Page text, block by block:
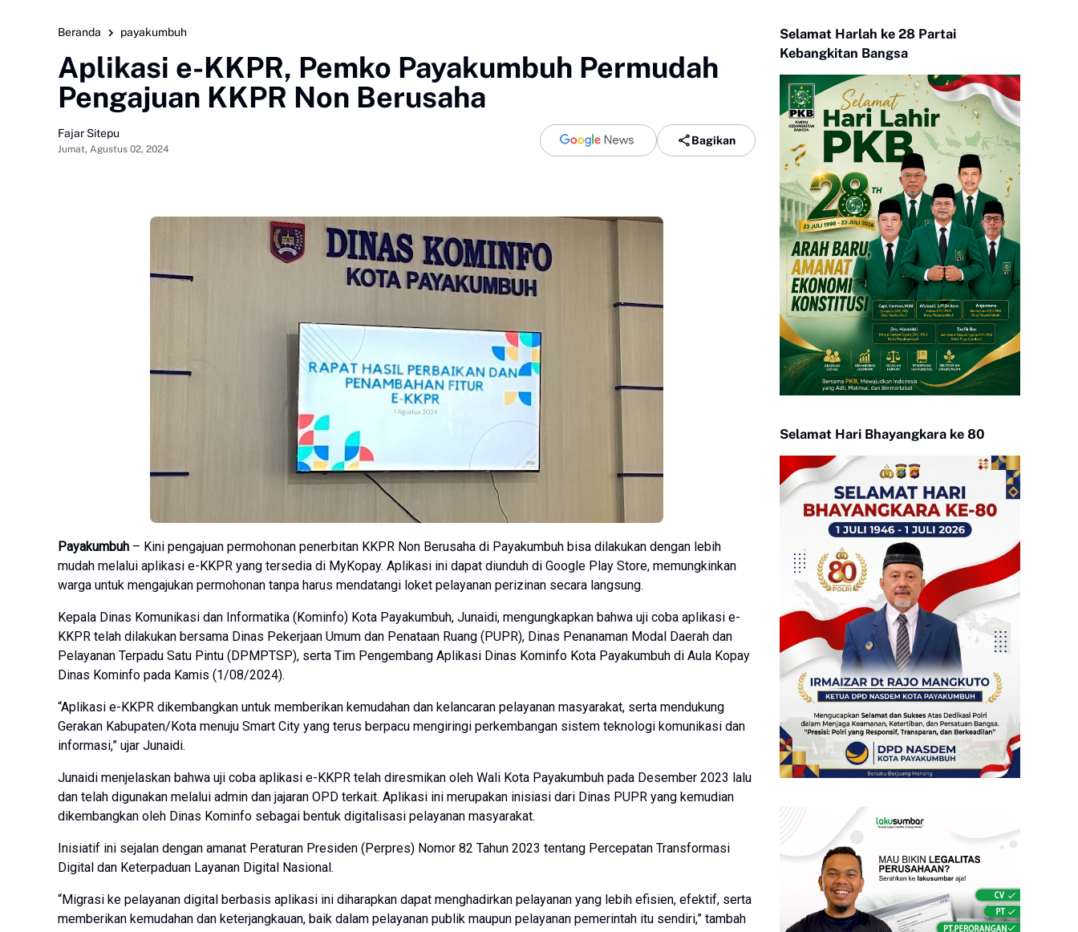
Beranda payakumbuh
Aplikasi e-KKPR, Pemko Payakumbuh Permudah
Pengajuan KKPR Non Berusaha
Fajar Sitepu
Jumat, Agustus 02, 2024
Bagikan
Payakumbuh – Kini pengajuan permohonan penerbitan KKPR Non Berusaha di Payakumbuh bisa dilakukan dengan lebih
mudah melalui aplikasi e-KKPR yang tersedia di MyKopay. Aplikasi ini dapat diunduh di Google Play Store, memungkinkan
warga untuk mengajukan permohonan tanpa harus mendatangi loket pelayanan perizinan secara langsung.
Kepala Dinas Komunikasi dan Informatika (Kominfo) Kota Payakumbuh, Junaidi, mengungkapkan bahwa uji coba aplikasi e-
KKPR telah dilakukan bersama Dinas Pekerjaan Umum dan Penataan Ruang (PUPR), Dinas Penanaman Modal Daerah dan
Pelayanan Terpadu Satu Pintu (DPMPTSP), serta Tim Pengembang Aplikasi Dinas Kominfo Kota Payakumbuh di Aula Kopay
Dinas Kominfo pada Kamis (1/08/2024).
“Aplikasi e-KKPR dikembangkan untuk memberikan kemudahan dan kelancaran pelayanan masyarakat, serta mendukung
Gerakan Kabupaten/Kota menuju Smart City yang terus berpacu mengiringi perkembangan sistem teknologi komunikasi dan
informasi,” ujar Junaidi.
Junaidi menjelaskan bahwa uji coba aplikasi e-KKPR telah diresmikan oleh Wali Kota Payakumbuh pada Desember 2023 lalu
dan telah digunakan melalui admin dan jajaran OPD terkait. Aplikasi ini merupakan inisiasi dari Dinas PUPR yang kemudian
dikembangkan oleh Dinas Kominfo sebagai bentuk digitalisasi pelayanan masyarakat.
Inisiatif ini sejalan dengan amanat Peraturan Presiden (Perpres) Nomor 82 Tahun 2023 tentang Percepatan Transformasi
Digital dan Keterpaduan Layanan Digital Nasional.
“Migrasi ke pelayanan digital berbasis aplikasi ini diharapkan dapat menghadirkan pelayanan yang lebih efisien, efektif, serta
memberikan kemudahan dan keterjangkauan, baik dalam pelayanan publik maupun pelayanan pemerintah itu sendiri,” tambah
Selamat Harlah ke 28 Partai
Kebangkitan Bangsa
Selamat Hari Bhayangkara ke 80